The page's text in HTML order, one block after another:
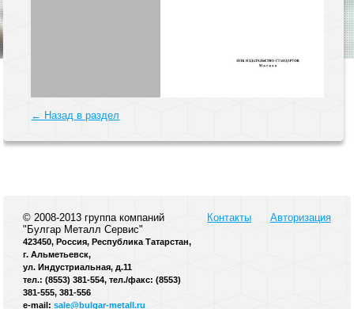
← Назад в раздел
© 2008-2013 группа компаний
"Булгар Металл Сервис"
423450, Россия, Республика Татарстан,
г. Альметьевск,
ул. Индустриальная, д.11
тел.: (8553) 381-554, тел./факс: (8553)
381-555, 381-556
e-mail:sale@bulgar-metall.ru
Контакты Авторизация